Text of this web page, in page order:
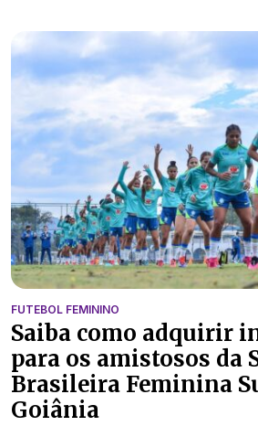
FUTEBOL FEMININO
Saiba como adquirir
para os amistosos da
Brasileira Feminina
Goiânia